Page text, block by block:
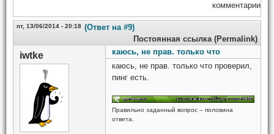
комментарии
пт, 13/06/2014 - 20:18 (Ответ на #9)
Постоянная ссылка (Permalink)
iwtke
каюсь, не прав. только что
каюсь, не прав. только что проверил,
пинг есть.
Правильно заданный вопрос – половина
ответа.